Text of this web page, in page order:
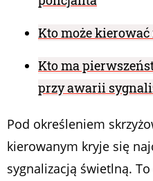
Kto może kierować
Kto ma
przy awarii
Pod określeniem
kierowanym kryje się
sygnalizacją świetlną.